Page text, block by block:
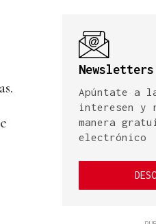
Apúntate a
interesen y
manera
electrónico